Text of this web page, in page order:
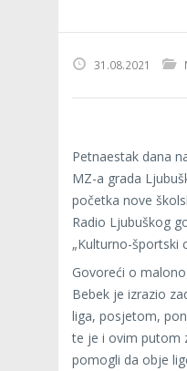
31.08.2021
Petnaestak dana
MZ-a grada
početka nove
Radio Ljubuškog
„Kulturno-športski
Govoreći o
Bebek je izrazio
liga, posjetom,
te je i ovim putom
pomogli da obje